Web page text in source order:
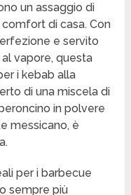
un assaggio di
di casa. Con
e servito
vapore, questa
i kebab alla
di una miscela di
in polvere
messicano, è
per i barbecue
sempre più